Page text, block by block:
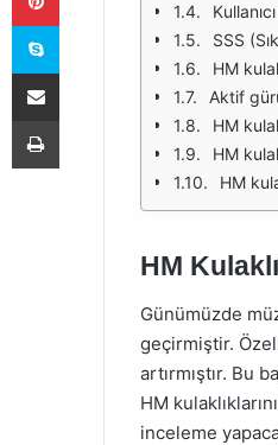
SSS
HM
Aktif
HM
HM
HM
HM
Günümüzde
geçirmiştir.
artırmıştır. Bu
HM
inceleme
Skype
E-Posta ile paylaş